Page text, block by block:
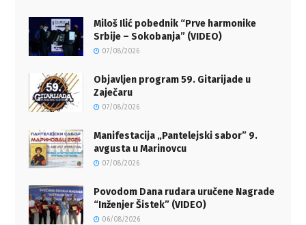
Miloš Ilić pobednik “Prve harmonike
Srbije – Sokobanja” (VIDEO)
07/08/2026
Objavljen program 59. Gitarijade u
Zaječaru
07/08/2026
Manifestacija „Pantelejski sabor” 9.
avgusta u Marinovcu
07/08/2026
Povodom Dana rudara uručene Nagrade
“Inženjer Šistek” (VIDEO)
06/08/2026